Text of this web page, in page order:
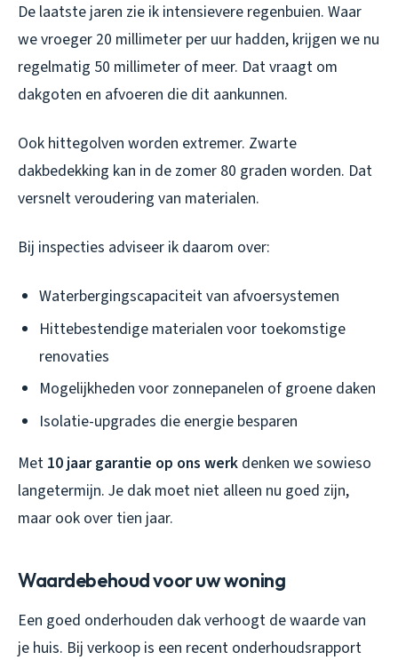
De laatste jaren zie ik intensievere regenbuien. Waar
we vroeger 20 millimeter per uur hadden, krijgen we nu
regelmatig 50 millimeter of meer. Dat vraagt om
dakgoten en afvoeren die dit aankunnen.
Ook hittegolven worden extremer. Zwarte
dakbedekking kan in de zomer 80 graden worden. Dat
versnelt veroudering van materialen.
Bij inspecties adviseer ik daarom over:
Waterbergingscapaciteit van afvoersystemen
Hittebestendige materialen voor toekomstige
renovaties
Mogelijkheden voor zonnepanelen of groene daken
Isolatie-upgrades die energie besparen
Met 10 jaar garantie op ons werk denken we sowieso
langetermijn. Je dak moet niet alleen nu goed zijn,
maar ook over tien jaar.
Waardebehoud voor uw woning
Een goed onderhouden dak verhoogt de waarde van
je huis. Bij verkoop is een recent onderhoudsrapport